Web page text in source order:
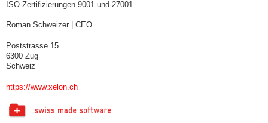
ISO-Zertifizierungen 9001 und 27001.
Roman Schweizer | CEO
Poststrasse 15
6300 Zug
Schweiz
https://www.xelon.ch